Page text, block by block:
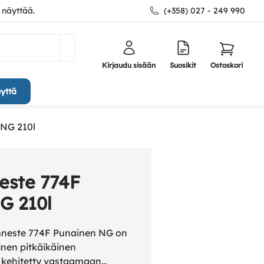
(+358) 027 - 249 990
Kirjaudu sisään Suosikit Ostoskori
210l
774F
210l
774F Punainen NG on
pitkäikäinen
vastaamaan